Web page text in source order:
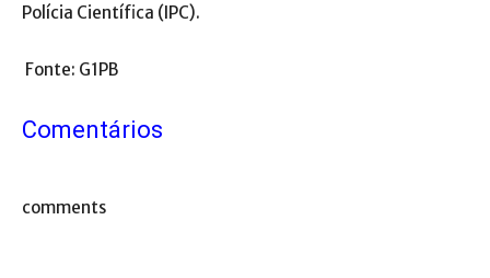
Polícia Científica (IPC).
Fonte: G1PB
Comentários
comments